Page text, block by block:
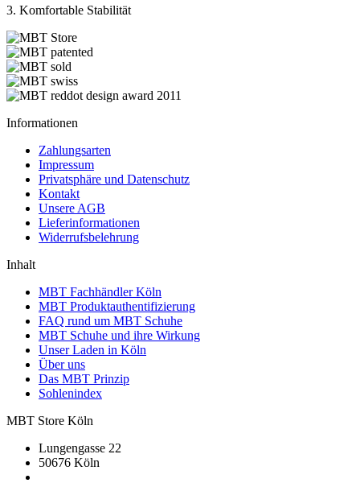
3. Komfortable Stabilität
Informationen
Zahlungsarten
Impressum
Privatsphäre und Datenschutz
Kontakt
Unsere AGB
Lieferinformationen
Widerrufsbelehrung
Inhalt
MBT Fachhändler Köln
MBT Produktauthentifizierung
FAQ rund um MBT Schuhe
MBT Schuhe und ihre Wirkung
Unser Laden in Köln
Über uns
Das MBT Prinzip
Sohlenindex
MBT Store Köln
Lungengasse 22
50676 Köln